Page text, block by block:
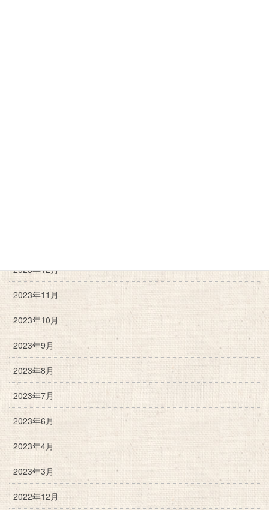
2023年12月
2023年11月
2023年10月
2023年9月
2023年8月
2023年7月
2023年6月
2023年4月
2023年3月
2022年12月